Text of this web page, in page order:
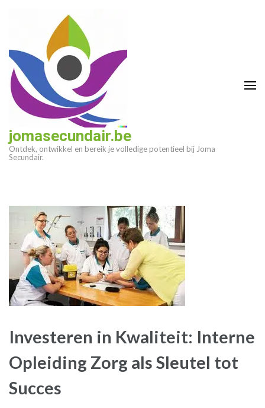
(druk
enter)
jomasecundair.be
Ontdek, ontwikkel en bereik je volledige potentieel bij Joma
Secundair.
Investeren in Kwaliteit: Interne
Opleiding Zorg als Sleutel tot
Succes